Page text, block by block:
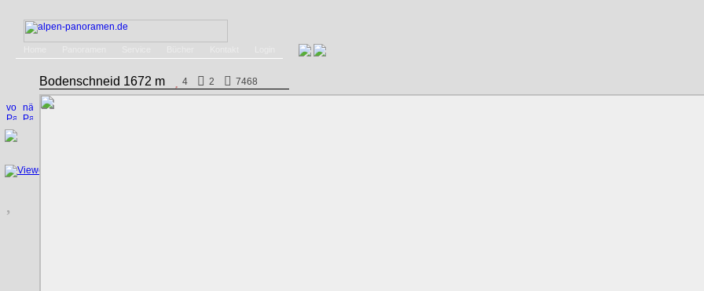
Bodenschneid 1672 m 4 2 7468